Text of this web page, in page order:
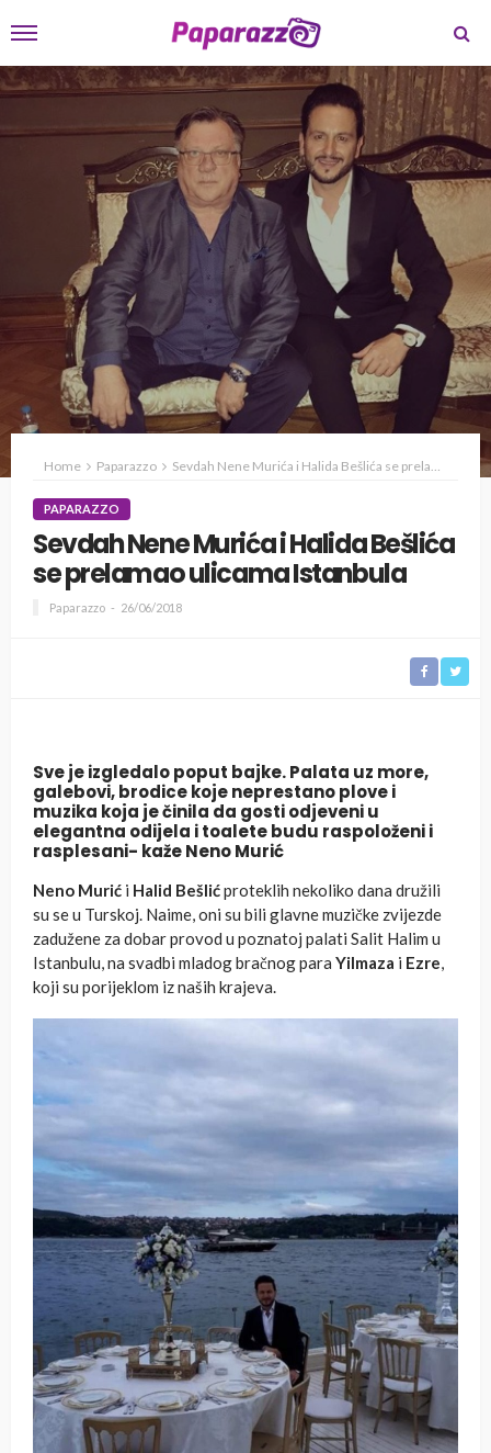
Home Paparazzo Sevdah Nene Murića i Halida Bešlića se prelamao ulicama Istanbula
PAPARAZZO
Sevdah Nene Murića i Halida Bešlića
se prelamao ulicama Istanbula
Paparazzo 26/06/2018
Sve je izgledalo poput bajke. Palata uz more,
galebovi, brodice koje neprestano plove i
muzika koja je činila da gosti odjeveni u
elegantna odijela i toalete budu raspoloženi i
rasplesani- kaže Neno Murić
Neno Murić i Halid Bešlićproteklih nekoliko dana družili
su se u Turskoj. Naime, oni su bili glavne muzičke zvijezde
zadužene za dobar provod u poznatoj palati Salit Halim u
Istanbulu, na svadbi mladog bračnog para Yilmaza i Ezre,
koji su porijeklom iz naših krajeva.